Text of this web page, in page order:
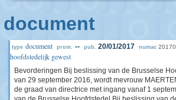
document
type document prom. -- pub. 20/01/2017 numac
hoofdstedelijk gewest
Bevorderingen Bij beslissing van de Brusselse
van 29 september 2016, wordt mevrouw
de graad van directrice met ingang vanaf 1